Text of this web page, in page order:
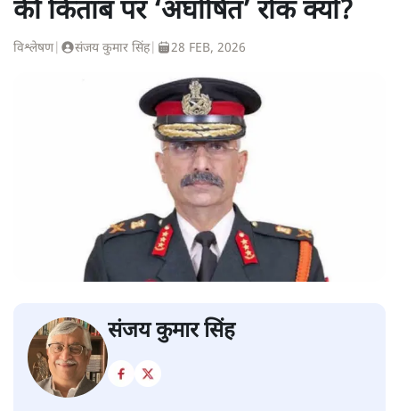
की किताब पर ‘अघोषित’ रोक क्यों?
विश्लेषण| संजय कुमार सिंह| 28 FEB, 2026
संजय कुमार सिंह